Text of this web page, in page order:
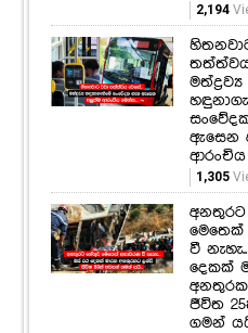
2,194
මත්ද්‍රව්‍ය
ඇසෙන
ආරංචිය
1,305
මෙතෙක්
වී
දෙකක්
ජීවිත
ගමන්